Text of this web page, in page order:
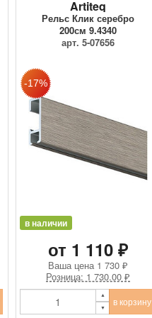
Artiteq
Рельс Клик серебро
200см 9.4340
арт. 5-07656
в наличии
от 1 110 ₽
Ваша цена 1 730 ₽
Розница: 1 730.00 ₽
в корзину